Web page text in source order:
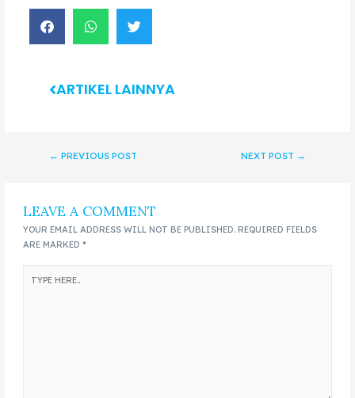
ARTIKEL LAINNYA
← PREVIOUS POST NEXT POST →
LEAVE A COMMENT
YOUR EMAIL ADDRESS WILL NOT BE PUBLISHED. REQUIRED FIELDS
ARE MARKED*